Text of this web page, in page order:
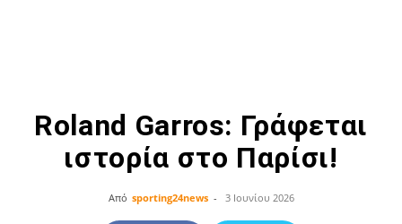
Roland Garros: Γράφεται
ιστορία στο Παρίσι!
Από sporting24news - 3 Ιουνίου 2026